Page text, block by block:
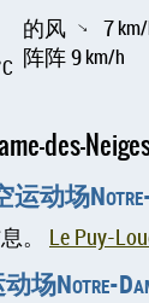
的风 ↑ 7
阵阵 9km/h
des-
动场Notre-
。 Le Puy-
Notre-